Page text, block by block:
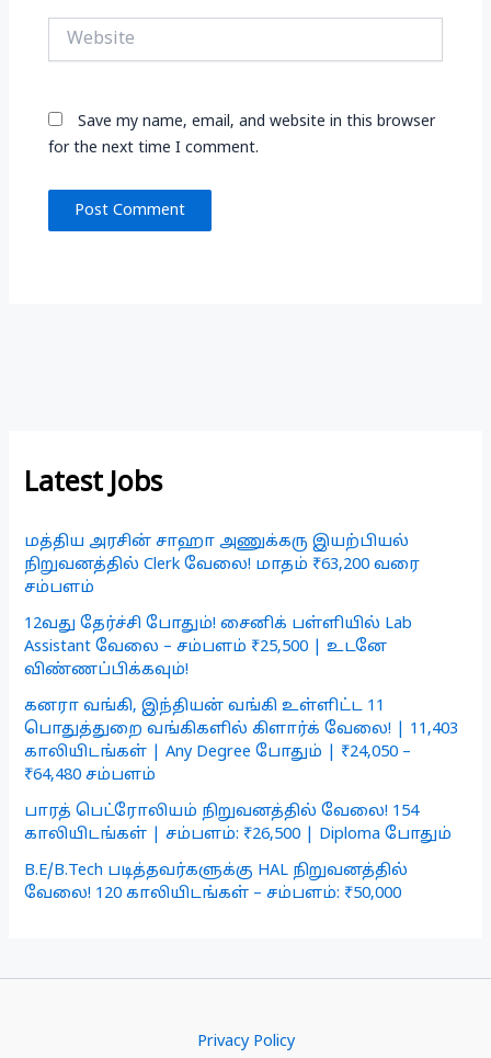
Website
Save my name, email, and website in this browser
for the next time I comment.
Latest Jobs
மத்திய அரசின் சாஹா அணுக்கரு இயற்பியல்
நிறுவனத்தில் Clerk வேலை! மாதம் ₹63,200 வரை
சம்பளம்
12வது தேர்ச்சி போதும்! சைனிக் பள்ளியில் Lab
Assistant வேலை – சம்பளம் ₹25,500 | உடனே
விண்ணப்பிக்கவும்!
கனரா வங்கி, இந்தியன் வங்கி உள்ளிட்ட 11
பொதுத்துறை வங்கிகளில் கிளார்க் வேலை! | 11,403
காலியிடங்கள் | Any Degree போதும் | ₹24,050 –
₹64,480 சம்பளம்
பாரத் பெட்ரோலியம் நிறுவனத்தில் வேலை! 154
காலியிடங்கள் | சம்பளம்: ₹26,500 | Diploma போதும்
B.E/B.Tech படித்தவர்களுக்கு HAL நிறுவனத்தில்
வேலை! 120 காலியிடங்கள் – சம்பளம்: ₹50,000
Privacy Policy